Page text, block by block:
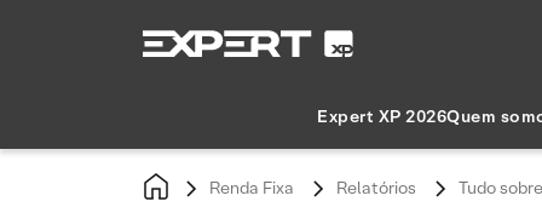
Expert XP 2026Quem
Renda Fixa Relatórios Tudo